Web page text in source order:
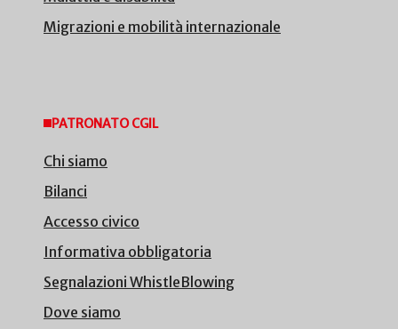
Migrazioni e mobilità internazionale
PATRONATO CGIL
Chi siamo
Bilanci
Accesso civico
Informativa obbligatoria
Segnalazioni WhistleBlowing
Dove siamo